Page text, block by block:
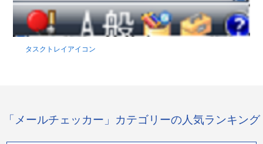
タスクトレイアイコン
「メールチェッカー」カテゴリーの人気ランキング